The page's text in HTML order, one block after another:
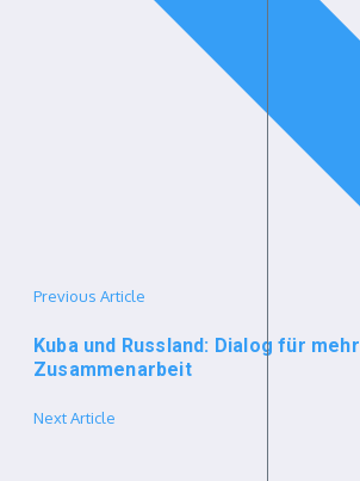
Previous Article
Kuba und Russland: Dialog für mehr
Zusammenarbeit
Next Article